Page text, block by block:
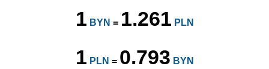
1 BYN = 1.261 PLN
1 PLN = 0.793 BYN